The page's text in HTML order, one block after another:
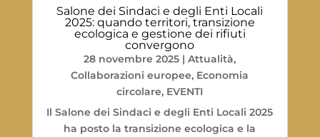
Salone dei Sindaci e degli Enti Locali
2025: quando territori, transizione
ecologica e gestione dei rifiuti
convergono
28 novembre 2025 |Attualità,
Collaborazioni europee, Economia
circolare, EVENTI
Il Salone dei Sindaci e degli Enti Locali 2025
ha posto la transizione ecologica e la